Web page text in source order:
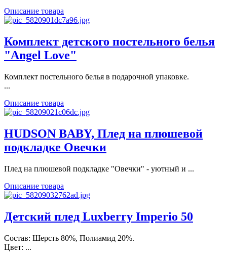
Описание товара
Комплект детского постельного белья
"Angel Love"
Комплект постельного белья в подарочной упаковке.
...
Описание товара
HUDSON BABY, Плед на плюшевой
подкладке Овечки
Плед на плюшевой подкладке "Овечки" - уютный и ...
Описание товара
Детский плед Luxberry Imperio 50
Состав: Шерсть 80%, Полиамид 20%.
Цвет: ...